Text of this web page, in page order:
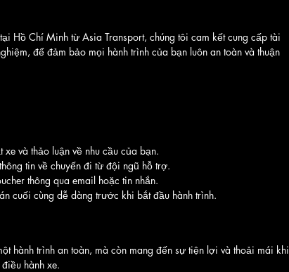
Hồ Chí Minh từ Asia Transport, chúng tôi cam kết cung cấp tài
để đảm bảo mọi hành trình của bạn luôn an toàn và thuận
xe và thảo luận về nhu cầu của bạn.
tin về chuyến đi từ đội ngũ hỗ trợ.
thông qua email hoặc tin nhắn.
cuối cùng dễ dàng trước khi bắt đầu hành trình.
hành trình an toàn, mà còn mang đến sự tiện lợi và thoải mái khi
hành xe.